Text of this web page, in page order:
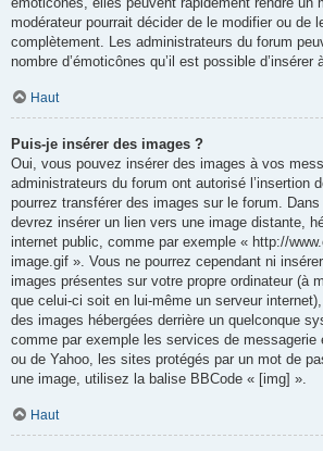
modérateur pourrait décider de le modifier ou de
complètement. Les administrateurs du forum
nombre d’émoticônes qu’il est possible d’insérer
Haut
Puis-je insérer des images ?
Oui, vous pouvez insérer des images à vos
administrateurs du forum ont autorisé l’insertion
pourrez transférer des images sur le forum.
devrez insérer un lien vers une image distante,
internet public, comme par exemple « http://
image.gif ». Vous ne pourrez cependant ni
images présentes sur votre propre ordinateur (à
que celui-ci soit en lui-même un serveur
des images hébergées derrière un quelconque
comme par exemple les services de messagerie
ou de Yahoo, les sites protégés par un mot de
une image, utilisez la balise BBCode « [img] ».
Haut